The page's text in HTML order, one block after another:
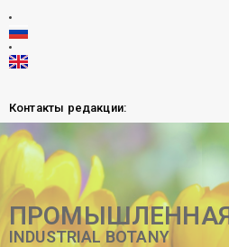
Контакты редакции:
INDUSTRIAL BOTANY